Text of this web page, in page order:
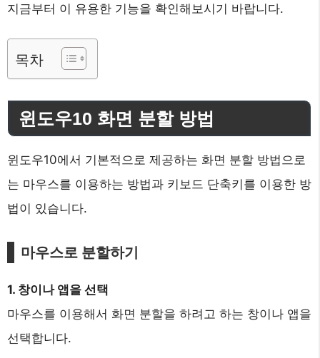
지금부터 이 유용한 기능을 확인해보시기 바랍니다.
목차
윈도우10 화면 분할 방법
윈도우10에서 기본적으로 제공하는 화면 분할 방법으로
는 마우스를 이용하는 방법과 키보드 단축키를 이용한 방
법이 있습니다.
마우스로 분할하기
1. 창이나 앱을 선택
마우스를 이용해서 화면 분할을 하려고 하는 창이나 앱을
선택합니다.